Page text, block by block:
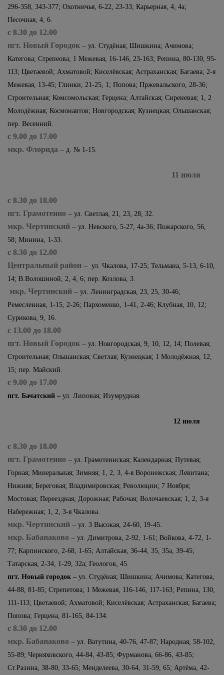
296-358, 343-377; Охотничья, 6-22, 23-33; Карьерная, 4, 4а;
Песочная, 4, 6.
с 8.30 до 12.00
пгт. Новый Городок – ул. Студёная; Шишкина; Ачимова;
Категова; Стрепеова; 1 Межевая, 16-146, 23-163; Репина, 80-130, 95-
113; Цветаевой; Ахматовой; Киселёвская; Астраханская; Багаева; 2-я
Межевая, 13-45; Глинки, 21-25, 1; Попова; Пржевальского, 28-36;
Строительная; Комсомольская; Герцена; Алтайская; Сиреневая; 1, 2
Молодёжная; Космонавтов; Новгородская; Кузнецкая; Ольшанская;
пер. Весенний.
с 9.00 до 17.00
мкр. Флорида – д. № 1-15.
11 июля
с 8.30 до 18.00
пгт. Грамотеино – ул. Светлая, 21, 23, 28, 32.
мкр. Чертинский – ул. Невского, 5-27, 4а-36; Пожарского, 56,
58; Минина, 1-33.
с 8.30 до 12.00
Центральный район – ул. Чкалова, 17-25; Тельмана, 5-13, 6-10,
14; В.Волошиной, 2, 4, 6; пер. Козлова, 3.
мкр. Чертинский – ул. Ленинградская, 23, 25, 30-46;
Ремесленная, 1-15, 2-26; Пархоменко, 1-41, 2-46; Клубная, 10, 12;
Сурикова, 9, 16.
с 13.00 до 18.00
пгт. Новый Городок – ул. Новгородская, 9, 10, 12, 14; Полевая;
Строительная; Ольшанская; Светлая; Кузнецкая; 1 Молодёжная, 12,
15; пер. Майский.
с 9.00 до 17.00
пгт. Бачатский – ул. Липовая; Изумрудная.
12 июля
с 8.30 до 18.00
пгт. Грамотеино – ул. Грамотеинская; Календарная; Путевая;
Горная; Минеральная; Зимняя; 1, 2, 3, 4-я Воронежская; Левитана;
Нижняя; Береговая; Владимировская; Революции; 7 Ноября;
Мостовая; Переездная; Дорожная; Рабочая; Волочаевская; 1, 2, 3-я
Набережная; 1, 2, 3-я Чкалова.
мкр. Чертинский – ул. 3 Высокая, 24-60, 19-45.
мкр. Бабанаково – ул. Димитрова, 2-92, 1-61; Войкова, 4-72, 1-
77; Карпинского, 2-68, 1-65; Алтайская, 36-44, 35, 35а, 39-45;
Татарская, 2-34, 1-29, 32а; Геологов, 45.
пгт. Новый городок – ул. Студёная; Шишкина; Ачимова; Категова,
44-88, 81-85; Стрепетова; 1 Межевая, 116-146, 117-163; Репина, 130,
111-113; Цветаевой; Ахматовой; Киселёвская; Астраханская; Багаева;
Попова; Герцена, 81-165, 84-134.
с 8.30 до 12.00
мкр. Бабанаково – ул. Ватутина, 40-76, 47-87; Народная, 58-102,
55-89; Черняховского, 44-84, 43-85; Фурманова, 66-86, 43-85;
Ст.Разина, 38-80, 33-65; Менделеева, 30-64, 31-59, 65; Артёма, 42-